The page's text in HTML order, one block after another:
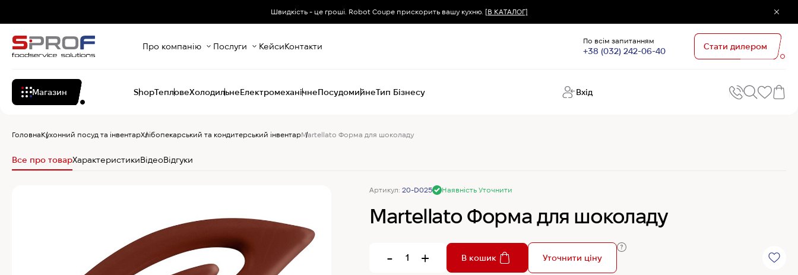
Швидкість - це гроші. Robot Coupe прискорить вашу кухню. [В КАТАЛОГ]
Про компанію Послуги КейсиКонтакти
По всім запитанням
+38 (032) 242-06-40 Стати дилером
Магазин ShopТепловеХолодильнеЕлектромеханічнеПосудомийнеТип Бізнесу Вхід
Пароконвектомати
ГоловнаКухонний посуд та інвентарХлібопекарський та кондитерський інвентарMartellato Форма для шоколаду
Все про товарХарактеристикиВідеоВідгуки
Артикул: 20-D025 Наявність Уточнити
Martellato Форма для шоколаду
- + В кошик Уточнити ціну